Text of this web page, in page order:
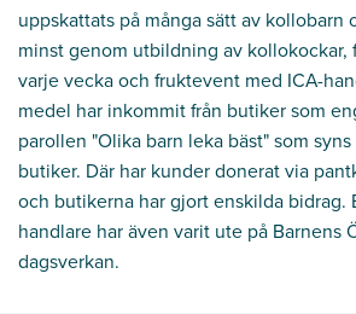
uppskattats på många sätt av kollobarn
minst genom utbildning av kollokockar,
varje vecka och fruktevent med ICA-
medel har inkommit från butiker som
parollen "Olika barn leka bäst" som
butiker. Där har kunder donerat via
och butikerna har gjort enskilda bidrag.
handlare har även varit ute på Barnens
dagsverkan.